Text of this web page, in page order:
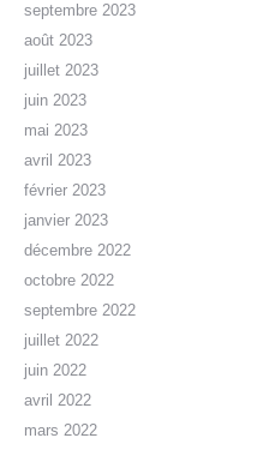
septembre 2023
août 2023
juillet 2023
juin 2023
mai 2023
avril 2023
février 2023
janvier 2023
décembre 2022
octobre 2022
septembre 2022
juillet 2022
juin 2022
avril 2022
mars 2022